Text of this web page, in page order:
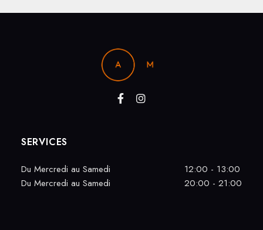
SERVICES
Du Mercredi au Samedi
12:00 - 13:00
Du Mercredi au Samedi
20:00 - 21:00